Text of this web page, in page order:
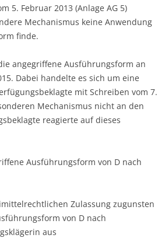
5. Februar 2013 (Anlage AG 5)
Mechanismus keine Anwendung
finde.
angegriffene Ausführungsform an
Dabei handelte es sich um eine
mit Schreiben vom 7.
Mechanismus nicht an den
reagierte auf dieses
Ausführungsform von D nach
Zulassung zugunsten
von D nach
aus